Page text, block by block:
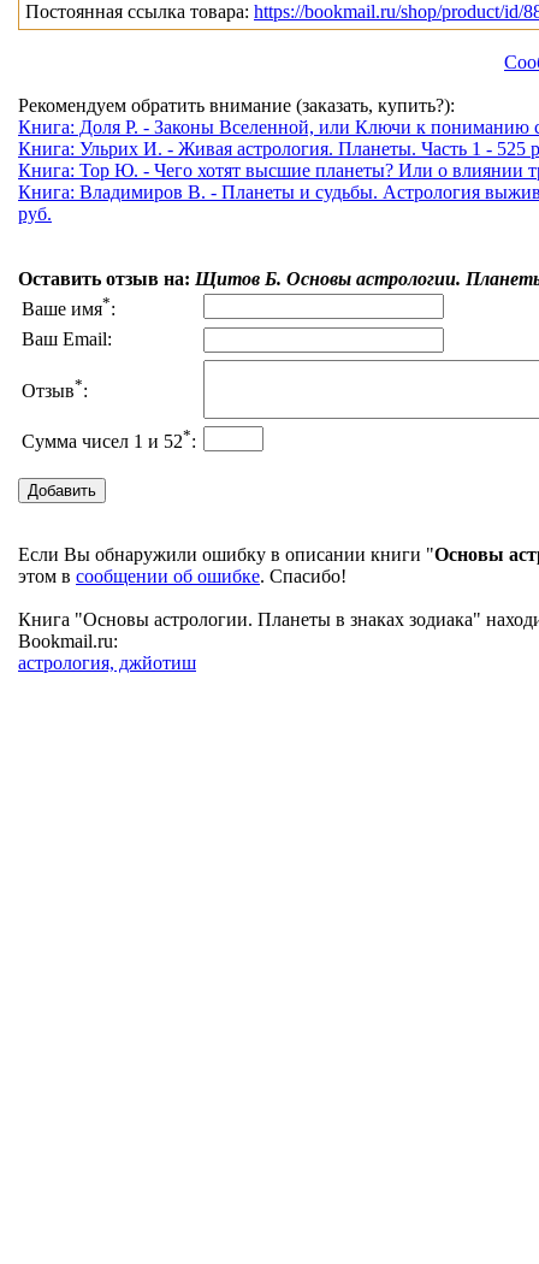
Постоянная ссылка товара: https://bookmail.ru/shop/product/id/
Рекомендуем обратить внимание (заказать, купить?):
Книга: Доля Р. - Законы Вселенной, или Ключи к пониманию
Книга: Ульрих И. - Живая астрология. Планеты. Часть 1 - 525
Книга: Тор Ю. - Чего хотят высшие планеты? Или о влиянии
Книга: Владимиров В. - Планеты и судьбы. Астрология
руб.
Оставить отзыв на: Щитов Б. Основы астрологии. Планеты
Ваше имя*:
Ваш Email:
Отзыв*:
Сумма чисел 1 и 52*:
Если Вы обнаружили ошибку в описании книги "Основы
этом в сообщении об ошибке. Спасибо!
Книга "Основы астрологии. Планеты в знаках зодиака"
Bookmail.ru:
астрология, джйотиш